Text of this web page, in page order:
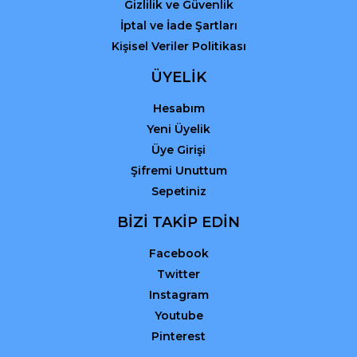
Gizlilik ve Güvenlik
İptal ve İade Şartları
Kişisel Veriler Politikası
ÜYELİK
Hesabım
Yeni Üyelik
Üye Girişi
Şifremi Unuttum
Sepetiniz
BİZİ TAKİP EDİN
Facebook
Twitter
Instagram
Youtube
Pinterest